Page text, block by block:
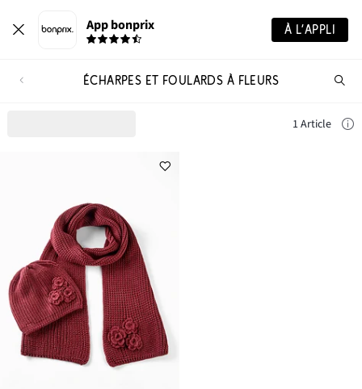
App bonprix À L’APPLI
ÉCHARPES ET FOULARDS À FLEURS
1 Article